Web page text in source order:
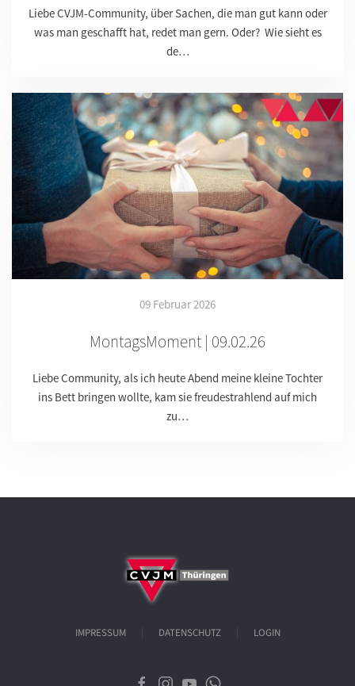
Liebe CVJM-Community, über Sachen, die man gut kann oder
was man geschafft hat, redet man gern. Oder? Wie sieht es
de…
09 Februar 2026
MontagsMoment | 09.02.26
Liebe Community, als ich heute Abend meine kleine Tochter
ins Bett bringen wollte, kam sie freudestrahlend auf mich
zu…
IMPRESSUM DATENSCHUTZ LOGIN